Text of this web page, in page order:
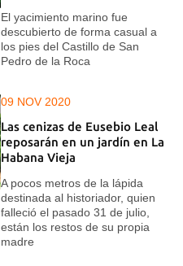
El yacimiento marino fue
descubierto de forma casual a
los pies del Castillo de San
Pedro de la Roca
09 NOV 2020
Las cenizas de Eusebio Leal
reposarán en un jardín en La
Habana Vieja
A pocos metros de la lápida
destinada al historiador, quien
falleció el pasado 31 de julio,
están los restos de su propia
madre